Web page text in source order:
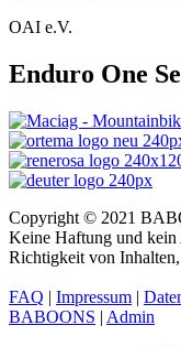
OAI e.V.
Enduro One
Copyright © 2021
Keine Haftung und
Richtigkeit von
FAQ | Impressum |
BABOONS | Admin